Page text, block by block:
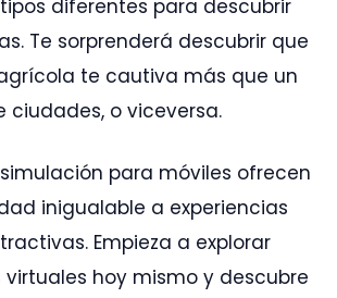
diferentes para descubrir
Te sorprenderá descubrir que
te cautiva más que un
ciudades, o viceversa.
para móviles ofrecen
inigualable a experiencias
Empieza a explorar
hoy mismo y descubre